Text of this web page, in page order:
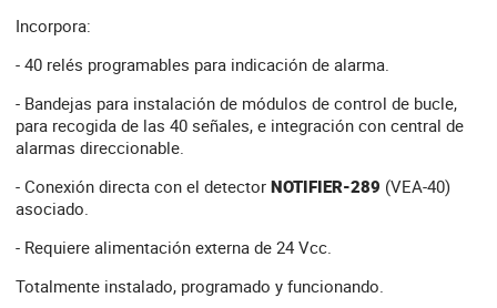
Incorpora:
- 40 relés programables para indicación de alarma.
- Bandejas para instalación de módulos de control de bucle,
para recogida de las 40 señales, e integración con central de
alarmas direccionable.
- Conexión directa con el detector NOTIFIER-289 (VEA-40)
asociado.
- Requiere alimentación externa de 24 Vcc.
Totalmente instalado, programado y funcionando.